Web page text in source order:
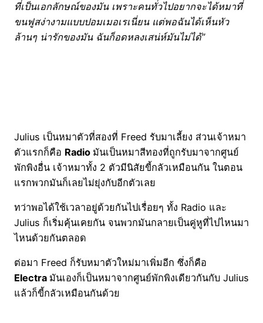
ที่เป็นเอกลักษณ์ของมัน เพราะคนทั่วไปอยากจะได้หมาที่
ขนฟูสง่างามแบบปอมเมอเรเนี่ยน แต่พอฉันได้เห็นหัว
ล้านๆ น่ารักของมัน ฉันก็อดหลงเสน่ห์มันไม่ได้”
Julius เป็นหมาตัวที่สองที่ Freed รับมาเลี้ยง ส่วนเจ้าหมา
ตัวแรกก็คือ Radio มันเป็นหมาสีทองที่ถูกรับมาจากศูนย์
พักพิงอื่น เจ้าหมาทั้ง 2 ตัวมีนิสัยขี้กลัวเหมือนกัน ในตอน
แรกพวกมันก็เลยไม่ยุ่งกับอีกตัวเลย
ทว่าพอได้ใช้เวลาอยู่ด้วยกันไปเรื่อยๆ ทั้ง Radio และ
Julius ก็เริ่มคุ้นเคยกัน จนพวกมันกลายเป็นคู่หูที่ไปไหนมา
ไหนด้วยกันตลอด
ต่อมา Freed ก็รับหมาตัวใหม่มาเพิ่มอีก ซึ่งก็คือ
Electra มันเองก็เป็นหมาจากศูนย์พักพิงเดียวกันกับ Julius
แล้วก็ขี้กลัวเหมือนกันด้วย